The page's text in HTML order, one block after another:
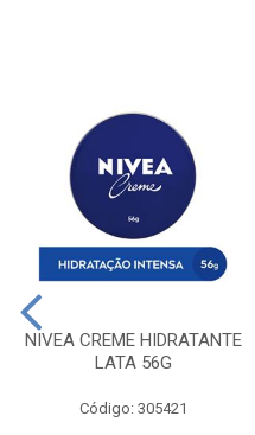
NIVEA CREME HIDRATANTE
LATA 56G
Código: 305421